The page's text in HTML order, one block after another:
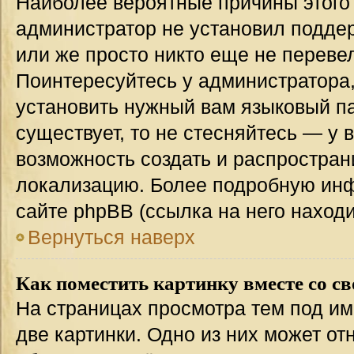
администратор не установил
или же просто никто еще не
Поинтересуйтесь у
установить нужный вам языковый
существует, то не стесняйтесь — у
возможность создать и
локализацию. Более подробную
сайте phpBB (ссылка на него
Вернуться наверх
Как поместить картинку вместе со
На страницах просмотра тем под
две картинки. Одно из них может